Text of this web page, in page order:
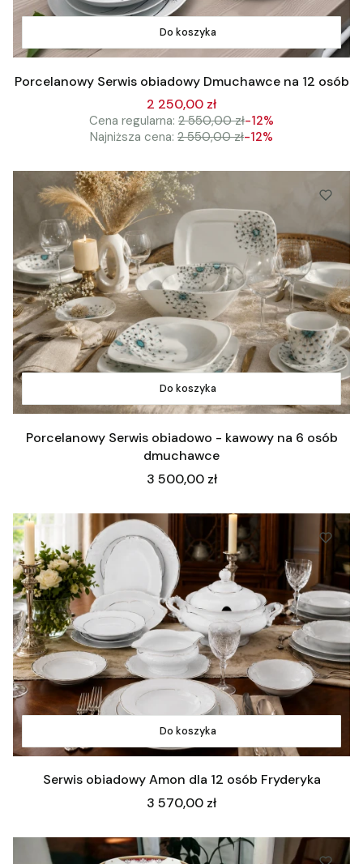
Do koszyka
Porcelanowy Serwis obiadowy Dmuchawce na 12 osób
2 250,00 zł
Cena regularna: 2 550,00 zł-12%
Najniższa cena: 2 550,00 zł-12%
Do koszyka
Porcelanowy Serwis obiadowo - kawowy na 6 osób
dmuchawce
Cena
3 500,00 zł
Do koszyka
Serwis obiadowy Amon dla 12 osób Fryderyka
Cena
3 570,00 zł